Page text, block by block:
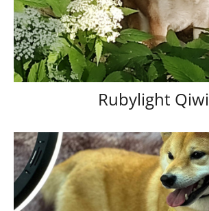
Rubylight Qiwi